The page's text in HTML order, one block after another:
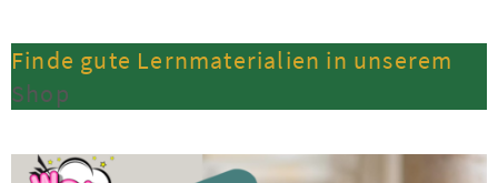
Finde gute Lernmaterialien in unserem
Shop